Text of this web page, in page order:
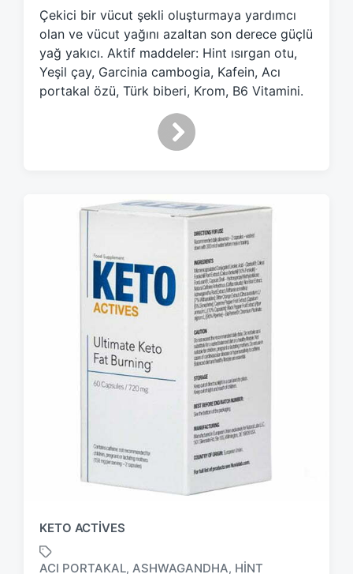
g
e
d
w
t
Çekici bir vücut şekli oluşturmaya yardımcı
olan ve vücut yağını azaltan son derece güçlü
yağ yakıcı. Aktif maddeler: Hint ısırgan otu,
Yeşil çay, Garcinia cambogia, Kafein, Acı
portakal özü, Türk biberi, Krom, B6 Vitamini.
KETO ACTIVES
ACI PORTAKAL, ASHWAGANDHA, HINT